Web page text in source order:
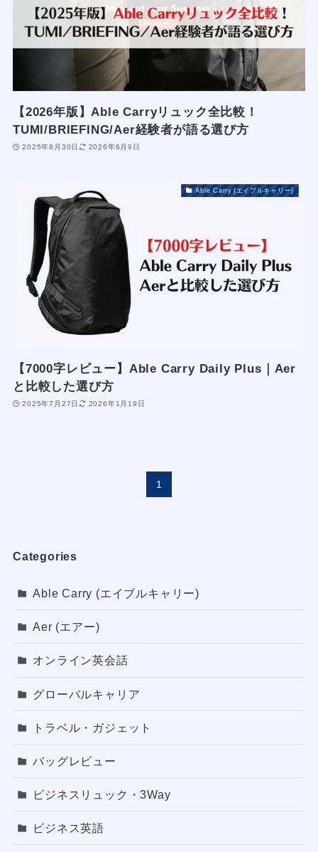
【2026年版】Able Carryリュック全比較！
TUMI/BRIEFING/Aer経験者が語る選び方
2025年8月30日 2026年6月9日
Able Carry (エイブルキャリー)
【7000字レビュー】Able Carry Daily Plus｜Aer
と比較した選び方
2025年7月27日 2026年1月19日
1
Categories
Able Carry (エイブルキャリー)
Aer (エアー)
オンライン英会話
グローバルキャリア
トラベル・ガジェット
バッグレビュー
ビジネスリュック・3Way
ビジネス英語